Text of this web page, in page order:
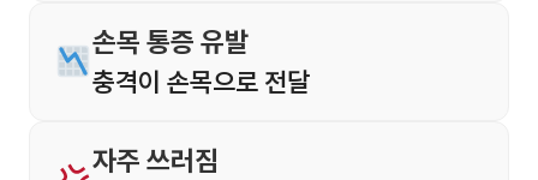
손목 통증 유발
충격이 손목으로 전달
자주 쓰러짐